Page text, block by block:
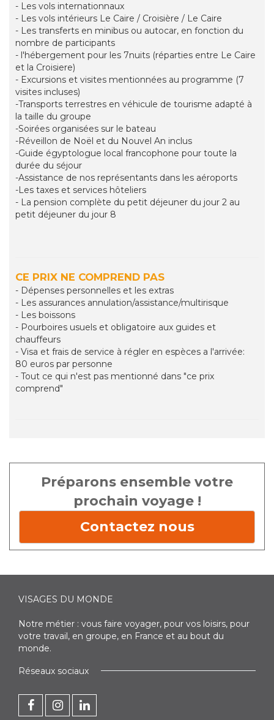
- Les vols internationnaux
- Les vols intérieurs Le Caire / Croisière / Le Caire
- Les transferts en minibus ou autocar, en fonction du
nombre de participants
- l'hébergement pour les 7nuits (réparties entre Le Caire
et la Croisiere)
- Excursions et visites mentionnées au programme (7
visites incluses)
-Transports terrestres en véhicule de tourisme adapté à
la taille du groupe
-Soirées organisées sur le bateau
-Réveillon de Noël et du Nouvel An inclus
-Guide égyptologue local francophone pour toute la
durée du séjour
-Assistance de nos représentants dans les aéroports
-Les taxes et services hôteliers
- La pension complète du petit déjeuner du jour 2 au
petit déjeuner du jour 8
CE PRIX NE COMPREND PAS
- Dépenses personnelles et les extras
- Les assurances annulation/assistance/multirisque
- Les boissons
- Pourboires usuels et obligatoire aux guides et
chauffeurs
- Visa et frais de service à régler en espèces a l'arrivée:
80 euros par personne
- Tout ce qui n'est pas mentionné dans "ce prix
comprend"
Préparons ensemble votre
prochain voyage !
Contactez nous
VISAGES DU MONDE
Notre métier : vous faire voyager, pour vos loisirs, pour
votre travail, en groupe, en France et au bout du
monde.
Réseaux sociaux